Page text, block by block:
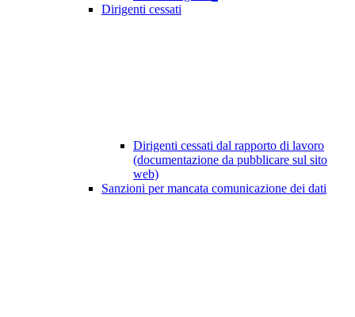
Dirigenti cessati
Dirigenti cessati dal rapporto di lavoro
(documentazione da pubblicare sul sito
web)
Sanzioni per mancata comunicazione dei dati